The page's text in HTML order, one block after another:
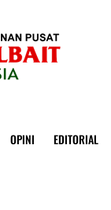
OPINI EDITORIAL